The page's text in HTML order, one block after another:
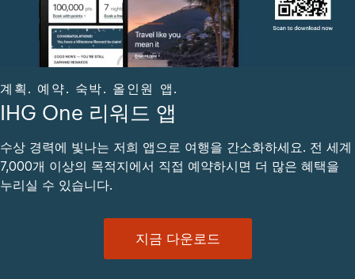
계획. 예약. 숙박. 올인원 앱.
IHG One 리워드 앱
수상 경력에 빛나는 저희 앱으로 여행을 간소화하세요. 전 세계
7,000개 이상의 목적지에서 직접 예약하시면 더 많은 혜택을
누리실 수 있습니다.
지금 다운로드